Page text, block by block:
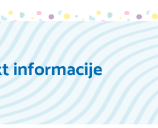
informacije